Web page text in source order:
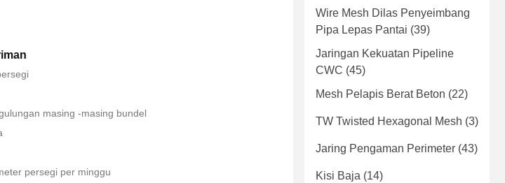
masing -masing bundel
persegi per minggu
Wire Mesh Dilas Penyeimbang
Pipa Lepas Pantai (39)
Jaringan Kekuatan Pipeline
CWC (45)
Mesh Pelapis Berat Beton (22)
TW Twisted Hexagonal Mesh (3)
Jaring Pengaman Perimeter (43)
Kisi Baja (14)